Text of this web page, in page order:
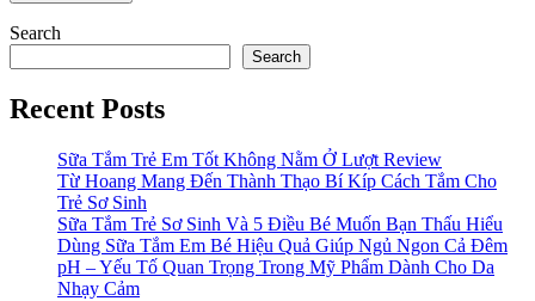
Search
Search
Recent Posts
Sữa Tắm Trẻ Em Tốt Không Nằm Ở Lượt Review
Từ Hoang Mang Đến Thành Thạo Bí Kíp Cách Tắm Cho
Trẻ Sơ Sinh
Sữa Tắm Trẻ Sơ Sinh Và 5 Điều Bé Muốn Bạn Thấu Hiểu
Dùng Sữa Tắm Em Bé Hiệu Quả Giúp Ngủ Ngon Cả Đêm
pH – Yếu Tố Quan Trọng Trong Mỹ Phẩm Dành Cho Da
Nhạy Cảm